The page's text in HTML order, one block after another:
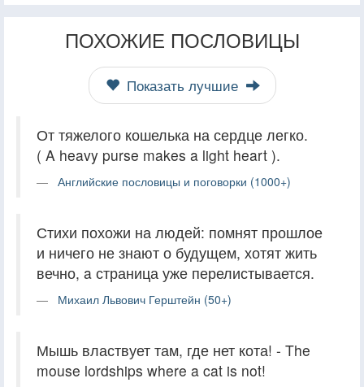
ПОХОЖИЕ ПОСЛОВИЦЫ
Показать лучшие
От тяжелого кошелька на сердце легко.
( A heavy purse makes a light heart ).
Английские пословицы и поговорки (1000+)
Стихи похожи на людей: помнят прошлое
и ничего не знают о будущем, хотят жить
вечно, a страница уже перелистывается.
Михаил Львович Герштейн (50+)
Мышь властвует там, где нет кота! - The
mouse lordships where a cat is not!